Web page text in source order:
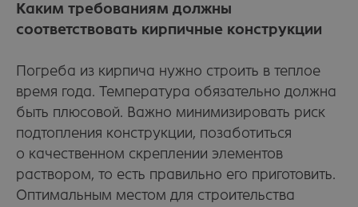
Каким требованиям должны
соответствовать кирпичные конструкции
Погреба из кирпича нужно строить в теплое
время года. Температура обязательно должна
быть плюсовой. Важно минимизировать риск
подтопления конструкции, позаботиться
о качественном скреплении элементов
раствором, то есть правильно его приготовить.
Оптимальным местом для строительства